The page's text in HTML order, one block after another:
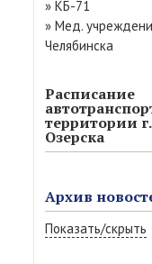
» КБ-71
» Мед.
Челябинска
Расписание
территории г.
Озерска
Архив
Показать/скрыть